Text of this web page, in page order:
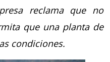
reclama que no
que una planta de
condiciones.